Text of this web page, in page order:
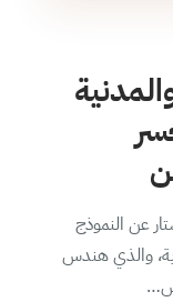
عن النموذج
والذي هندس